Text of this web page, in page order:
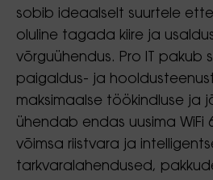
sobib ideaalselt suurtele
oluline tagada kiire ja
võrguühendus. Pro IT pakub
paigaldus- ja
maksimaalse töökindluse ja
ühendab endas uusima WiFi
võimsa riistvara ja
tarkvaralahendused,